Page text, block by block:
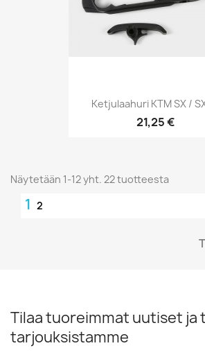
Ketjulaahuri KTM SX /
21,25 €
Näytetään 1-12 yht. 22 tuotteesta
1 2
Tilaa tuoreimmat uutiset ja
tarjouksistamme